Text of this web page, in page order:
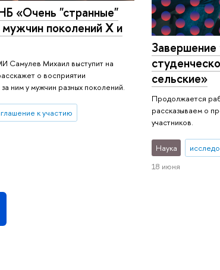
«Очень "странные"
поколений X и
Самулев Михаил выступит на
о восприятии
ним у мужчин разных поколений.
к участию
Завершение
сельские»
Продолжается
рассказываем о
участников.
Наука
18 июня